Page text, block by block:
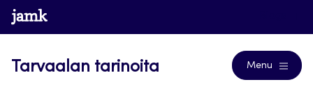
Siirry
suoraan
www.jamk.fi
Tarvaalan tarinoita Menu